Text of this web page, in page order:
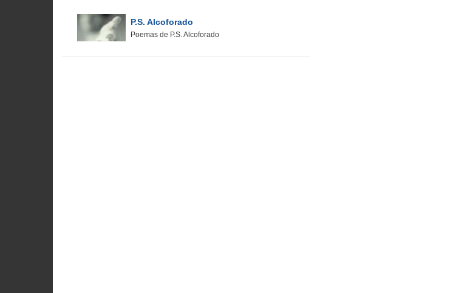
P.S. Alcoforado
Poemas de P.S. Alcoforado